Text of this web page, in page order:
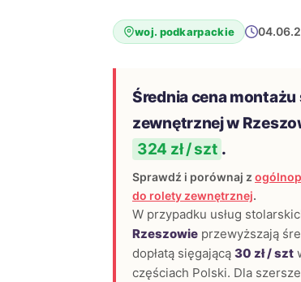
woj. podkarpackie
Średnia cena
zewnętrznej w
324 zł / szt .
Sprawdź i porównaj z
do rolety zewnętrznej.
W przypadku usług
Rzeszowie przewyższają
dopłatą sięgającą 30 zł / szt
częściach Polski. Dla